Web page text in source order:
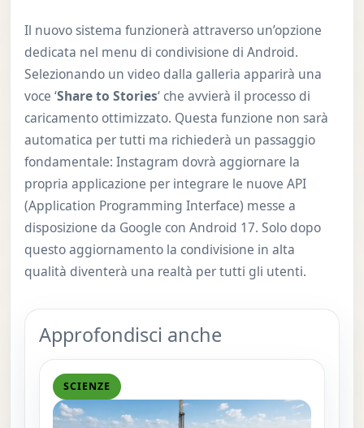
Il nuovo sistema funzionerà attraverso un’opzione
dedicata nel menu di condivisione di Android.
Selezionando un video dalla galleria apparirà una
voce ‘Share to Stories‘ che avvierà il processo di
caricamento ottimizzato. Questa funzione non sarà
automatica per tutti ma richiederà un passaggio
fondamentale: Instagram dovrà aggiornare la
propria applicazione per integrare le nuove API
(Application Programming Interface) messe a
disposizione da Google con Android 17. Solo dopo
questo aggiornamento la condivisione in alta
qualità diventerà una realtà per tutti gli utenti.
Approfondisci anche
SCIENZE